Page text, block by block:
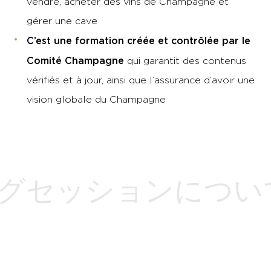
gérer une cave
C’est une formation créée et contrôlée par le
Comité Champagne qui garantit des contenus
vérifiés et à jour, ainsi que l’assurance d’avoir une
vision globale du Champagne
ッションについ